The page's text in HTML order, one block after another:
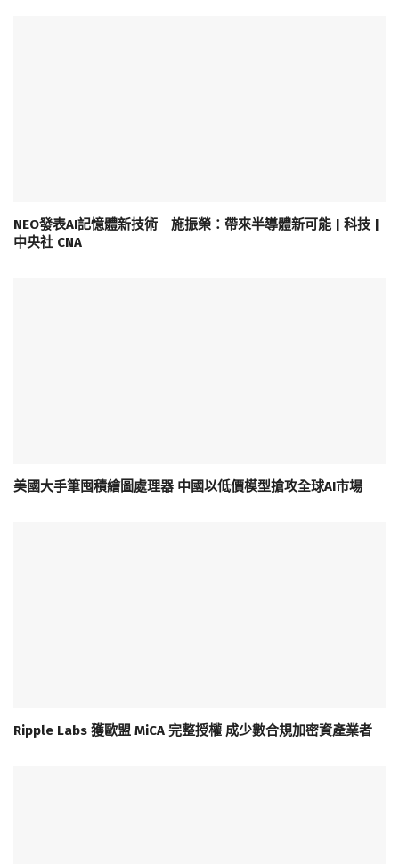
NEO發表AI記憶體新技術 施振榮：帶來半導體新可能 | 科技 |
中央社 CNA
美國大手筆囤積繪圖處理器 中國以低價模型搶攻全球AI市場
Ripple Labs 獲歐盟 MiCA 完整授權 成少數合規加密資產業者